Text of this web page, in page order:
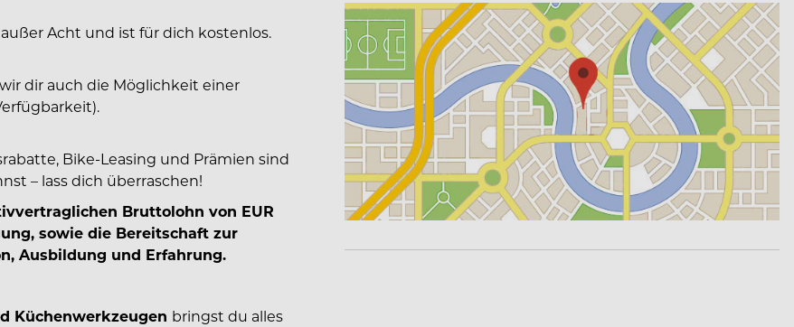
Acht und ist für dich kostenlos.
dir auch die Möglichkeit einer
Bike-Leasing und Prämien sind
– lass dich überraschen!
Bruttolohn von EUR
sowie die Bereitschaft zur
Ausbildung und Erfahrung.
Küchenwerkzeugen bringst du alles